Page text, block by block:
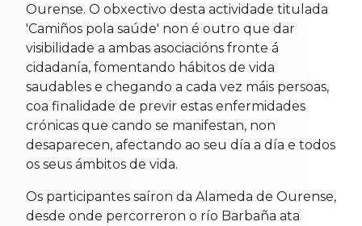
Ourense. O obxectivo desta actividade titulada
'Camiños pola saúde' non é outro que dar
visibilidade a ambas asociacións fronte á
cidadanía, fomentando hábitos de vida
saudables e chegando a cada vez máis persoas,
coa finalidade de previr estas enfermidades
crónicas que cando se manifestan, non
desaparecen, afectando ao seu día a día e todos
os seus ámbitos de vida.
Os participantes saíron da Alameda de Ourense,
desde onde percorreron o río Barbaña ata